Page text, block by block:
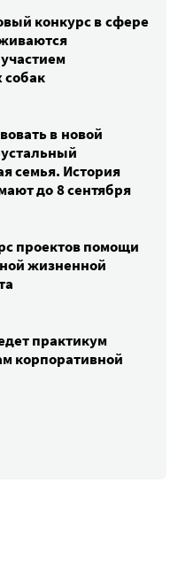
конкурс в сфере
в новой
семья. История
до 8 сентября
проектов помощи
жизненной
практикум
корпоративной